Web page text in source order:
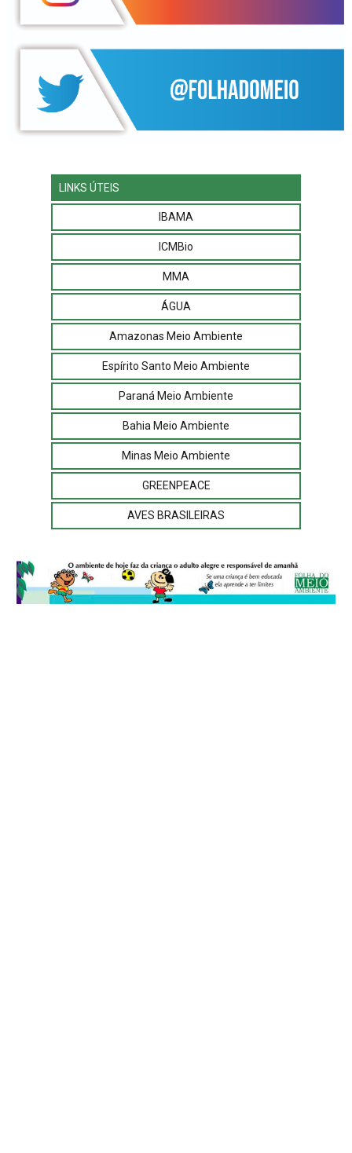
LINKS ÚTEIS
IBAMA
ICMBio
MMA
ÁGUA
Amazonas Meio Ambiente
Espírito Santo Meio Ambiente
Paraná Meio Ambiente
Bahia Meio Ambiente
Minas Meio Ambiente
GREENPEACE
AVES BRASILEIRAS